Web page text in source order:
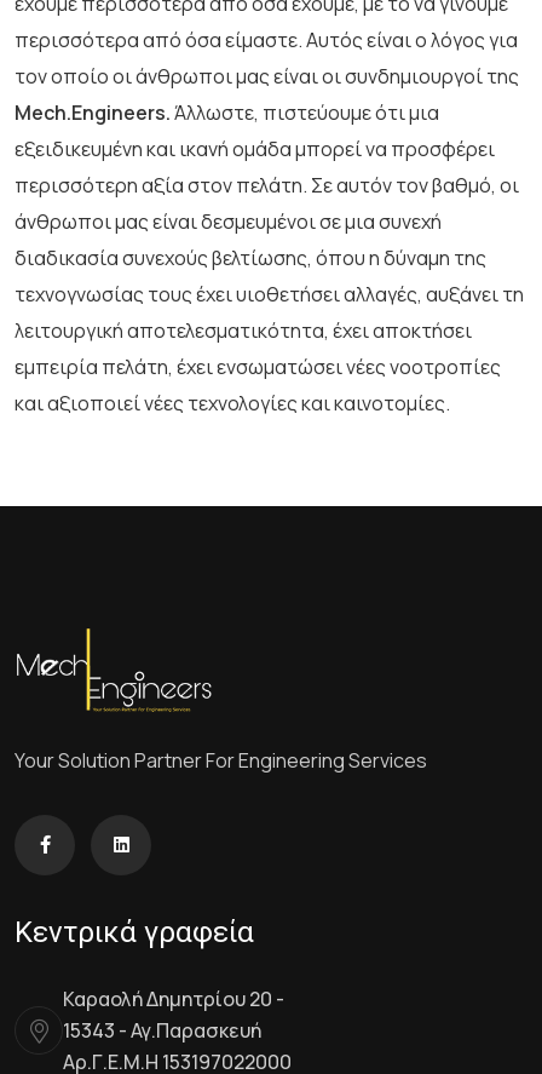
περισσότερα από όσα είμαστε. Αυτός είναι ο λόγος για
τον οποίο οι άνθρωποι μας είναι οι συνδημιουργοί της
Mech.Engineers.Άλλωστε, πιστεύουμε ότι μια
εξειδικευμένη και ικανή ομάδα μπορεί να προσφέρει
περισσότερη αξία στον πελάτη. Σε αυτόν τον βαθμό, οι
άνθρωποι μας είναι δεσμευμένοι σε μια συνεχή
διαδικασία συνεχούς βελτίωσης, όπου η δύναμη της
τεχνογνωσίας τους έχει υιοθετήσει αλλαγές, αυξάνει τη
λειτουργική αποτελεσματικότητα, έχει αποκτήσει
εμπειρία πελάτη, έχει ενσωματώσει νέες νοοτροπίες
και αξιοποιεί νέες τεχνολογίες και καινοτομίες.
Your Solution Partner For Engineering Services
Κεντρικά γραφεία
Καραολή Δημητρίου 20 -
15343 - Αγ.Παρασκευή
Αρ.Γ.Ε.Μ.Η 153197022000